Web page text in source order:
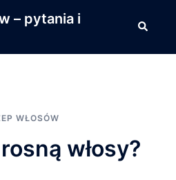
– pytania i
WŁOSÓW
włosy?